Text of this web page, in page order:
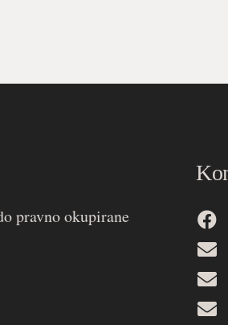
pravno okupirane